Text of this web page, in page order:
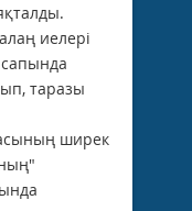
иелері
таразы
ширек